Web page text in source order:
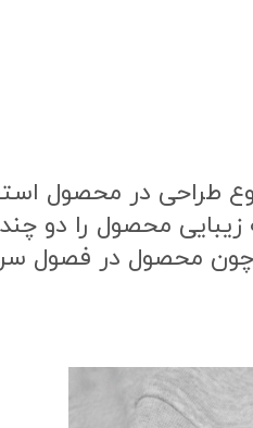
طراحی در محصول
محصول را دو
چون محصول در